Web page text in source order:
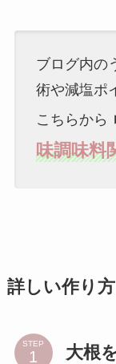
ブログ内の
術や減塩ポ
こちらから
味調味料
詳しい作り方
STEP 大根